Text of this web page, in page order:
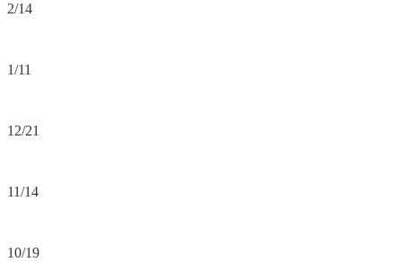
2/14
1/11
12/21
11/14
10/19